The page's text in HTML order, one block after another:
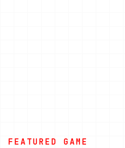
FEATURED GAME